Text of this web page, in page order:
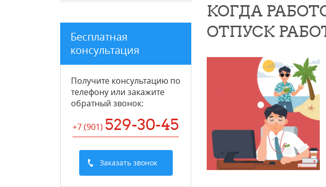
Бесплатная
консультация
Получите консультацию по
телефону или закажите
обратный звонок:
+7 (901) 529-30-45
Заказать звонок
КОГДА
ОТПУСК